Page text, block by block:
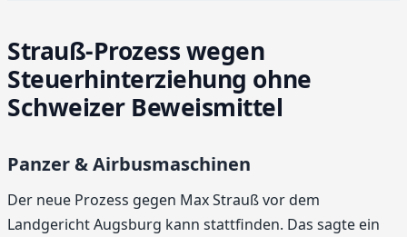
Strauß-Prozess wegen
Steuerhinterziehung ohne
Schweizer Beweismittel
Panzer & Airbusmaschinen
Der neue Prozess gegen Max Strauß vor dem
Landgericht Augsburg kann stattfinden. Das sagte ein